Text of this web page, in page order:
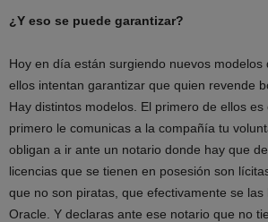
¿Y eso se puede garantizar?
Hoy en día están surgiendo nuevos modelos
ellos intentan garantizar que quien revende
Hay distintos modelos. El primero de ellos es
primero le comunicas a la compañía tu
obligan a ir ante un notario donde hay que
licencias que se tienen en posesión son
que no son piratas, que efectivamente se las
Oracle. Y declaras ante ese notario que no